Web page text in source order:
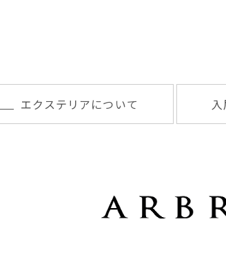
エクステリアについて